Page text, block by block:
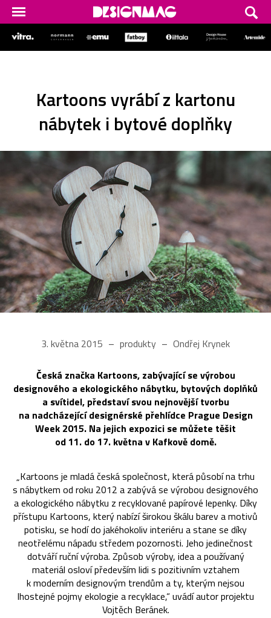
Kartoons vyrábí z kartonu
nábytek i bytové doplňky
3. května 2015 produkty Ondřej Krynek
Česká značka Kartoons, zabývající se výrobou
designového a ekologického nábytku, bytových doplňků
a svítidel, představí svou nejnovější tvorbu
na nadcházející designérské přehlídce Prague Design
Week 2015. Na jejich expozici se můžete těšit
od 11. do 17. května v Kafkově domě.
„Kartoons je mladá česká společnost, která působí na trhu
s nábytkem od roku 2012 a zabývá se výrobou designového
a ekologického nábytku z recyklované papírové lepenky. Díky
přístupu Kartoons, který nabízí širokou škálu barev a motivů
potisku, se hodí do jakéhokoliv interiéru a stane se díky
neotřelému nápadu středem pozornosti. Jeho jedinečnost
dotváří ruční výroba. Způsob výroby, idea a používaný
materiál osloví především lidi s pozitivním vztahem
k moderním designovým trendům a ty, kterým nejsou
lhostejné pojmy ekologie a recyklace,“ uvádí autor projektu
Vojtěch Beránek.